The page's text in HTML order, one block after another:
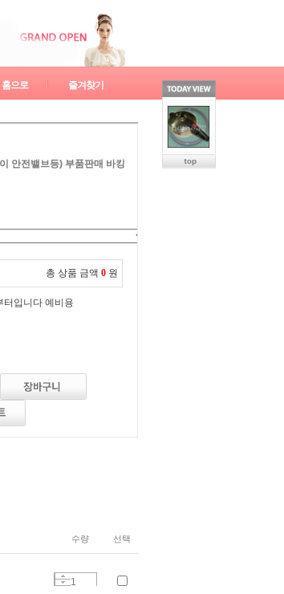
홈으로 즐겨찾기
안전밸브등) 부품판매 바킹
총 상품 금액 0 원
터입니다 예비용
수량 선택